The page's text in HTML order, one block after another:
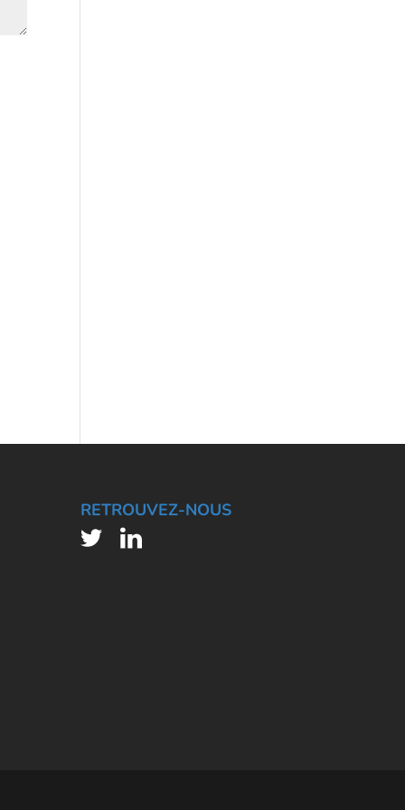
RETROUVEZ-NOUS